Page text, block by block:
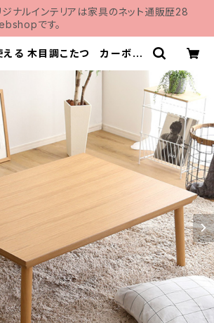
ジナルインテリアは家具のネット通販歴28
です。
える 木目調こたつ カーボン
形 単品【ropoca-ロポカ-】
105NA | 家具の通販専門
店 MOMU